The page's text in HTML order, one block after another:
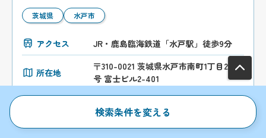
茨城県 水戸市
アクセス JR・鹿島臨海鉄道「水戸駅」徒歩9分
所在地
〒310-0021 茨城県水戸市南町1丁目2番4
号 富士ビル2-401
弁護士
検索条件を変える